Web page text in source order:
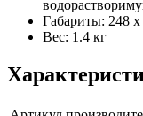
Габариты: 248
Вес: 1.4 кг